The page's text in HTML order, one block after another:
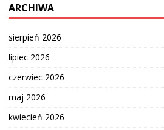
ARCHIWA
sierpień 2026
lipiec 2026
czerwiec 2026
maj 2026
kwiecień 2026